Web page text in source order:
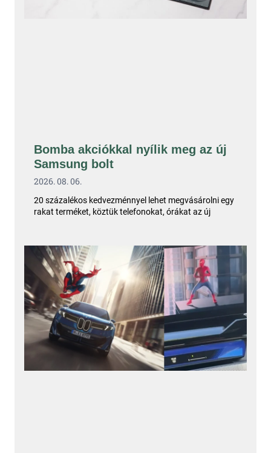
Bomba akciókkal nyílik meg az új
Samsung bolt
2026. 08. 06.
20 százalékos kedvezménnyel lehet megvásárolni egy
rakat terméket, köztük telefonokat, órákat az új